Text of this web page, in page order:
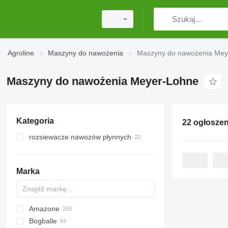
Agroline Maszyny do nawożenia Maszyny do nawożenia
Maszyny do nawożenia Meyer-Lohne
Kategoria
rozsiewacze nawozów płynnych
Marka
Exacta
XPL
Amazone
Catros
HTS
TSW
ELYTE
Bogballe
22